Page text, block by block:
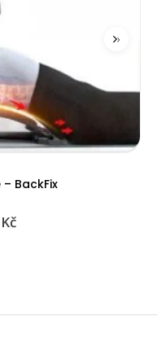
BackFix
of 5
Kč
›